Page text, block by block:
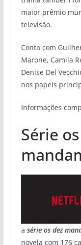
maior prêmio
televisão.
Conta com
Marone, Camila
Denise Del
nos papeis
Informações
Série
a série os dez
novela com 176